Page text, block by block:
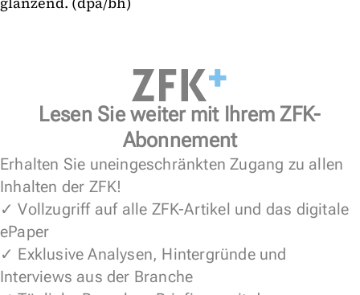
Lesen Sie weiter mit Ihrem ZFK-
Abonnement
Erhalten Sie uneingeschränkten Zugang zu allen
Inhalten der ZFK!
✓ Vollzugriff auf alle ZFK-Artikel und das digitale
ePaper
✓ Exklusive Analysen, Hintergründe und
Interviews aus der Branche